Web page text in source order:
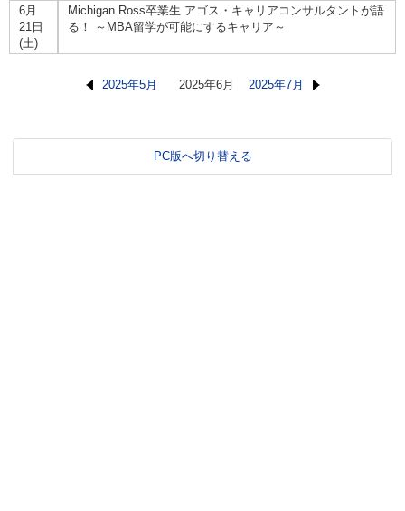
6月
21日
(土)
Michigan Ross卒業生 アゴス・キャリアコンサルタントが語
る！ ～MBA留学が可能にするキャリア～
2025年5月 2025年6月 2025年7月
PC版へ切り替える